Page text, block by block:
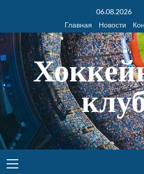
06.08.2026
Главная
Новости